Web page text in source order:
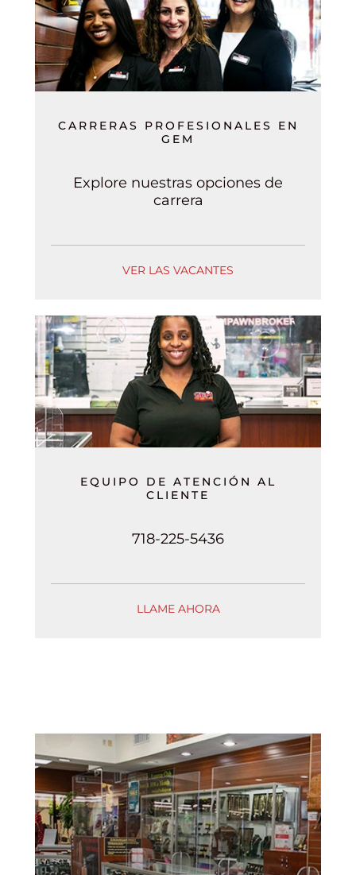
CARRERAS PROFESIONALES EN
GEM
Explore nuestras opciones de
carrera
VER LAS VACANTES
EQUIPO DE ATENCIÓN AL
CLIENTE
718-225-5436
LLAME AHORA